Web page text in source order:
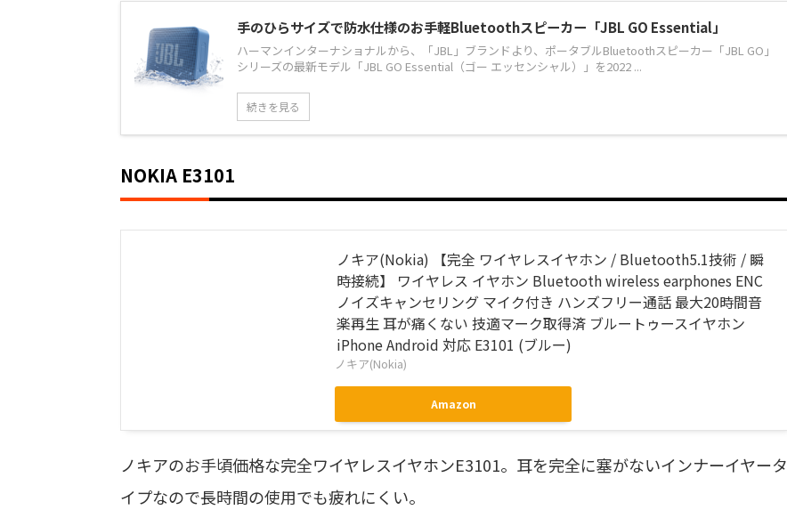
手のひらサイズで防水仕様のお手軽Bluetoothスピーカー「JBL GO Essential」
ハーマンインターナショナルから、「JBL」ブランドより、ポータブルBluetoothスピーカー「JBL GO」
シリーズの最新モデル「JBL GO Essential（ゴー エッセンシャル）」を2022 ...
続きを見る
NOKIA E3101
ノキア(Nokia) 【完全 ワイヤレスイヤホン / Bluetooth5.1技術 / 瞬
時接続】 ワイヤレス イヤホン Bluetooth wireless earphones ENC
ノイズキャンセリング マイク付き ハンズフリー通話 最大20時間音
楽再生 耳が痛くない 技適マーク取得済 ブルートゥースイヤホン
iPhone Android 対応 E3101 (ブルー)
ノキア(Nokia)
Amazon
ノキアのお手頃価格な完全ワイヤレスイヤホンE3101。耳を完全に塞がないインナーイヤータ
イプなので長時間の使用でも疲れにくい。